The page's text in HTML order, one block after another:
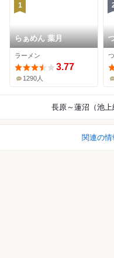
1
らぁめん 葉月
ラーメン
3.77
1290人
長原～蓮沼（池上
関連の